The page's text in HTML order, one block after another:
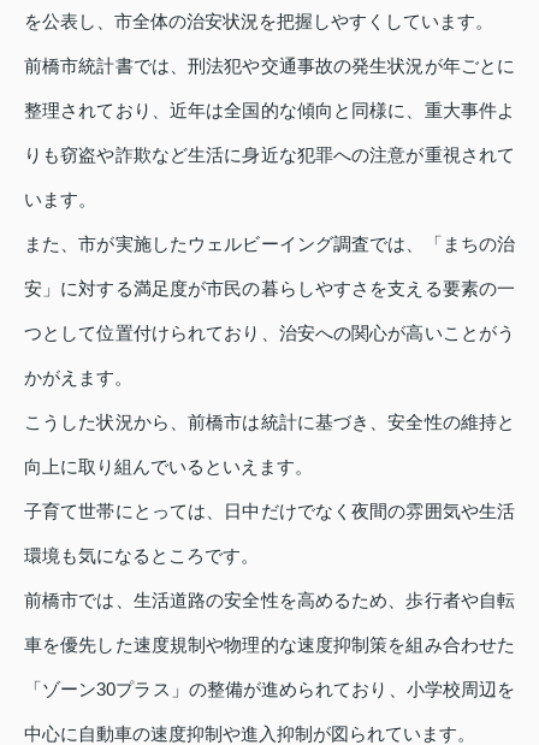
を公表し、市全体の治安状況を把握しやすくしています。
前橋市統計書では、刑法犯や交通事故の発生状況が年ごとに
整理されており、近年は全国的な傾向と同様に、重大事件よ
りも窃盗や詐欺など生活に身近な犯罪への注意が重視されて
います。
また、市が実施したウェルビーイング調査では、「まちの治
安」に対する満足度が市民の暮らしやすさを支える要素の一
つとして位置付けられており、治安への関心が高いことがう
かがえます。
こうした状況から、前橋市は統計に基づき、安全性の維持と
向上に取り組んでいるといえます。
子育て世帯にとっては、日中だけでなく夜間の雰囲気や生活
環境も気になるところです。
前橋市では、生活道路の安全性を高めるため、歩行者や自転
車を優先した速度規制や物理的な速度抑制策を組み合わせた
「ゾーン30プラス」の整備が進められており、小学校周辺を
中心に自動車の速度抑制や進入抑制が図られています。